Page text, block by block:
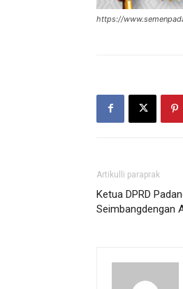
https://
Artikulli paraprak
Ketua DPRD
Seimbangdengan